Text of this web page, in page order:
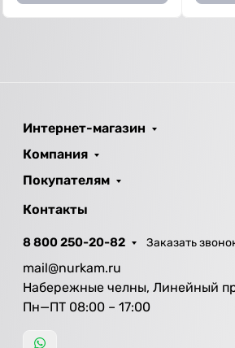
Интернет-магазин
Компания
Покупателям
Контакты
8 800 250-20-82 Заказать
mail@nurkam.ru
Набережные челны, Линейный
Пн—ПТ 08:00 – 17:00